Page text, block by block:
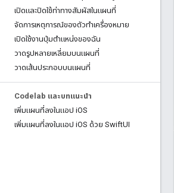
เปิดและปิดใช้ท่าทางสัมผัสในแผนที่
จัดการเหตุการณ์ของตัวทําเครื่องหมาย
เปิดใช้งานปุ่มตำแหน่งของฉัน
วาดรูปหลายเหลี่ยมบนแผนที่
วาดเส้นประกอบบนแผนที่
Codelab และบทแนะนำ
เพิ่มแผนที่ลงในแอป iOS
เพิ่มแผนที่ลงในแอป iOS ด้วย SwiftUI